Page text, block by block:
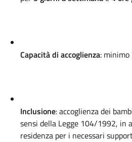
Capacità di accoglienza: minimo
Inclusione: accoglienza dei
sensi della Legge 104/1992, in
residenza per i necessari